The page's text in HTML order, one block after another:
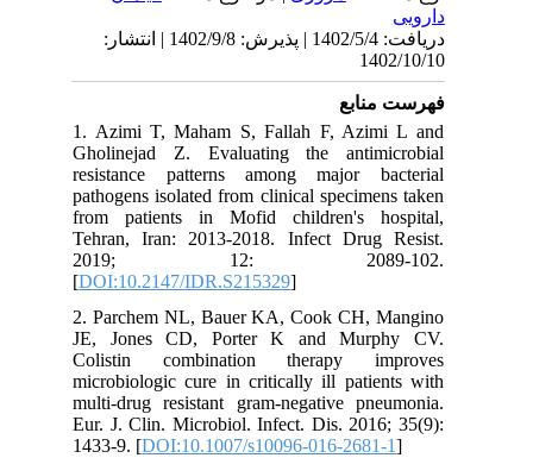
دارویی
دریافت: 1402/5/4 | پذیرش: 1402/9/8 | انتشار:
1402/10/10
فهرست منابع
1. Azimi T, Maham S, Fallah F, Azimi L and
Gholinejad Z. Evaluating the antimicrobial
resistance patterns among major bacterial
pathogens isolated from clinical specimens taken
from patients in Mofid children's hospital,
Tehran, Iran: 2013-2018. Infect Drug Resist.
2019; 12: 2089-102.
[DOI:10.2147/IDR.S215329
2. Parchem NL, Bauer KA, Cook CH, Mangino
JE, Jones CD, Porter K and Murphy CV.
Colistin combination therapy improves
microbiologic cure in critically ill patients with
multi-drug resistant gram-negative pneumonia.
Eur. J. Clin. Microbiol. Infect. Dis. 2016; 35(9):
1433-9. [DOI:10.1007/s10096-016-2681-1